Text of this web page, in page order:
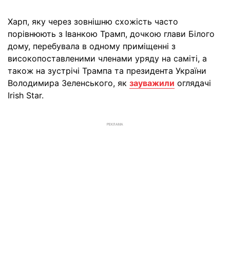
Харп, яку через зовнішню схожість часто
порівнюють з Іванкою Трамп, дочкою глави Білого
дому, перебувала в одному приміщенні з
високопоставленими членами уряду на саміті, а
також на зустрічі Трампа та президента України
Володимира Зеленського, як зауважили оглядачі
Irish Star.
РЕКЛАМА